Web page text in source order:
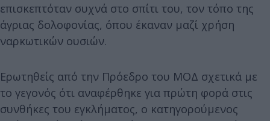
επισκεπτόταν συχνά στο σπίτι του, τον τόπο της
άγριας δολοφονίας, όπου έκαναν μαζί χρήση
ναρκωτικών ουσιών.
Ερωτηθείς από την Πρόεδρο του ΜΟΔ σχετικά με
το γεγονός ότι αναφέρθηκε για πρώτη φορά στις
συνθήκες του εγκλήματος, ο κατηγορούμενος